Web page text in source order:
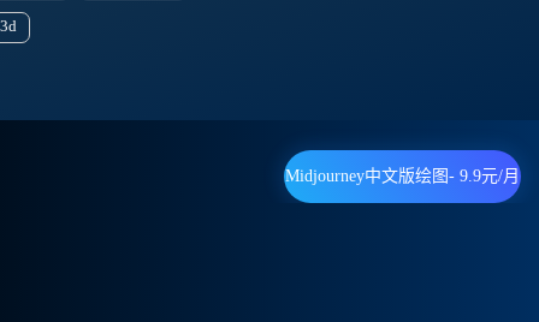
3d
Midjourney中文版绘图- 9.9元/月